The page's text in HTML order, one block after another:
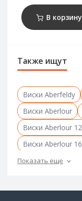
В корзину
Также ищут
Виски Aberfeldy
Виски Aberlour
Виски Aberlour
Виски Aberlour
Виски Akashi
Виски Ardbeg 10
Показать еще